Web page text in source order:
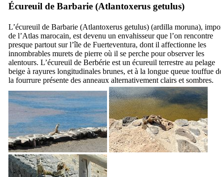
Écureuil de Barbarie (Atlantoxerus getulus)
L’écureuil de Barbarie (Atlantoxerus getulus) (ardilla moruna),
de l’Atlas marocain, est devenu un envahisseur que l’on rencontre
presque partout sur l’île de Fuerteventura, dont il affectionne les
innombrables murets de pierre où il se perche pour observer les
alentours. L’écureuil de Berbérie est un écureuil terrestre au pelage
beige à rayures longitudinales brunes, et à la longue queue touffue
la fourrure présente des anneaux alternativement clairs et sombres.